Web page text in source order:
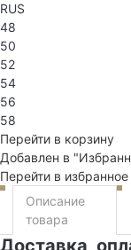
RUS
48
50
52
54
56
58
Перейти в корзину
Добавлен в
Перейти в избранное
Описание
товара